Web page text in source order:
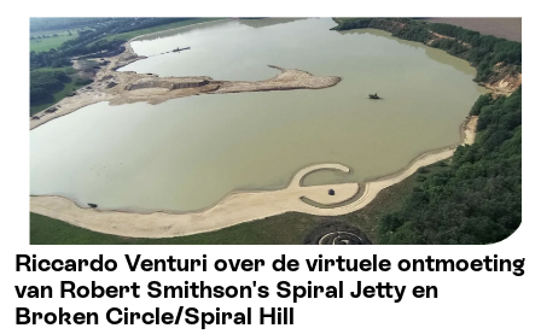
Riccardo Venturi over de virtuele ontmoeting
van Robert Smithson's Spiral Jetty en
Broken Circle/Spiral Hill